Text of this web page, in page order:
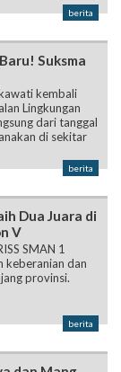
berita
Suksma
kembali
Lingkungan
dari tanggal
di sekitar
berita
Dua Juara di
V
SMAN 1
keberanian dan
provinsi.
berita